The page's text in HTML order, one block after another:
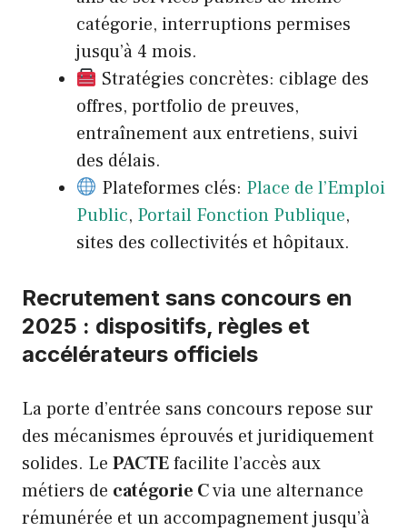
catégorie, interruptions permises
jusqu’à 4 mois.
Stratégies concrètes: ciblage des
offres, portfolio de preuves,
entraînement aux entretiens, suivi
des délais.
Plateformes clés: Place de l’Emploi
Public, Portail Fonction Publique,
sites des collectivités et hôpitaux.
Recrutement sans concours en
2025 : dispositifs, règles et
accélérateurs officiels
La porte d’entrée sans concours repose sur
des mécanismes éprouvés et juridiquement
solides. Le PACTEfacilite l’accès aux
métiers de catégorie Cvia une alternance
rémunérée et un accompagnement jusqu’à